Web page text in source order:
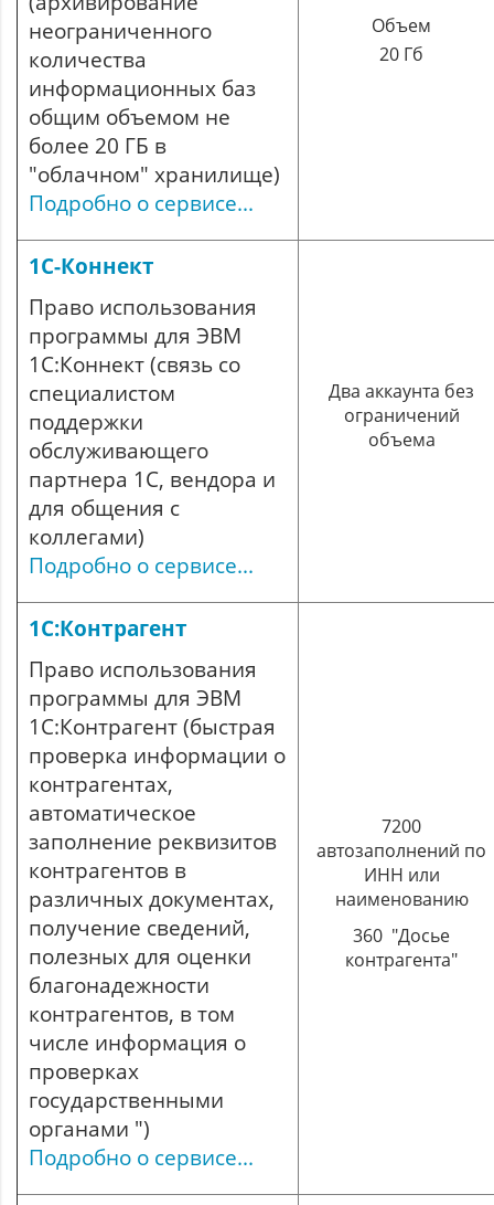
неограниченного
количества
информационных баз
общим объемом не
более 20 ГБ в
"облачном" хранилище)
Подробно о сервисе...
Объем
20 Гб
1С-Коннект
Право использования
программы для ЭВМ
1С:Коннект (связь со
специалистом
поддержки
обслуживающего
партнера 1С, вендора и
для общения с
коллегами)
Подробно о сервисе...
Два аккаунта без
ограничений
объема
1С:Контрагент
Право использования
программы для ЭВМ
1С:Контрагент (быстрая
проверка информации о
контрагентах,
автоматическое
заполнение реквизитов
контрагентов в
различных документах,
получение сведений,
полезных для оценки
благонадежности
контрагентов, в том
числе информация о
проверках
государственными
органами ")
Подробно о сервисе...
7200
автозаполнений по
ИНН или
наименованию
360 "Досье
контрагента"